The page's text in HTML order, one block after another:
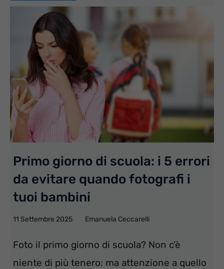
Primo giorno di scuola: i 5 errori
da evitare quando fotografi i
tuoi bambini
11 Settembre 2025 Emanuela Ceccarelli
Foto il primo giorno di scuola? Non c’è
niente di più tenero: ma attenzione a quello